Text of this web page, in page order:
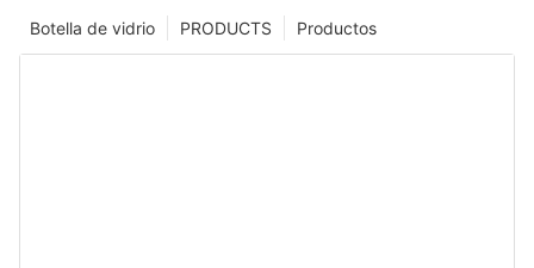
Productos
PRODUCTS
Botella de vidrio